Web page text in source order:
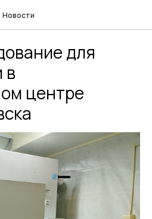
Новости
для
в
центре